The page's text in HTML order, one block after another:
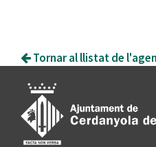
Tornar al llistat de